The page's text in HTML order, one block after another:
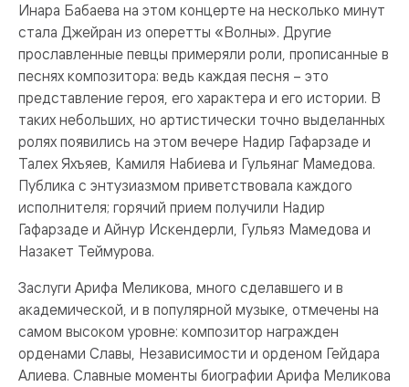
Инара Бабаева на этом концерте на несколько минут
стала Джейран из оперетты «Волны». Другие
прославленные певцы примеряли роли, прописанные в
песнях композитора: ведь каждая песня – это
представление героя, его характера и его истории. В
таких небольших, но артистически точно выделанных
ролях появились на этом вечере Надир Гафарзаде и
Талех Яхъяев, Камиля Набиева и Гульянаг Мамедова.
Публика с энтузиазмом приветствовала каждого
исполнителя; горячий прием получили Надир
Гафарзаде и Айнур Искендерли, Гульяз Мамедова и
Назакет Теймурова.
Заслуги Арифа Меликова, много сделавшего и в
академической, и в популярной музыке, отмечены на
самом высоком уровне: композитор награжден
орденами Славы, Независимости и орденом Гейдара
Алиева. Славные моменты биографии Арифа Меликова